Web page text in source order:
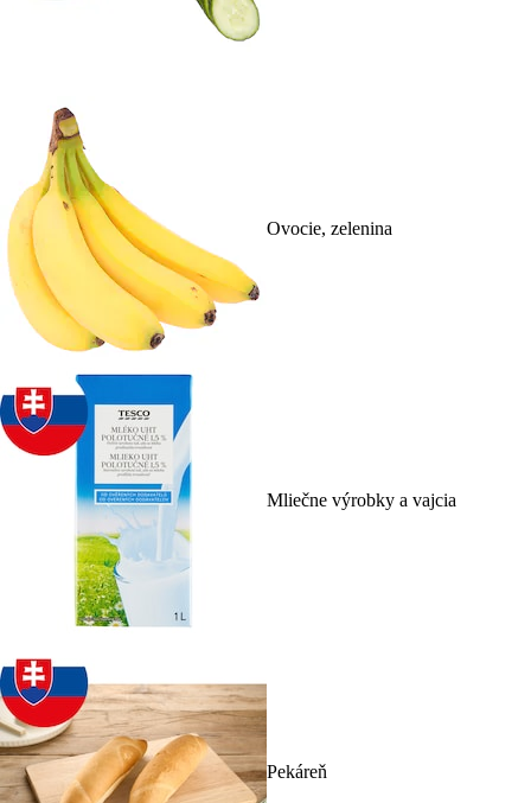
Ovocie, zelenina
Mliečne výrobky a vajcia
Pekáreň